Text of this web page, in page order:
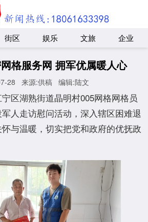
街区 娱乐 文旅 企业
格服务网 拥军优属暖人心
28 来源:供稿 编辑:陆文
区湖熟街道晶明村005网格网格员
人走访慰问活动，深入辖区困难退
与温暖，切实把党和政府的优抚政